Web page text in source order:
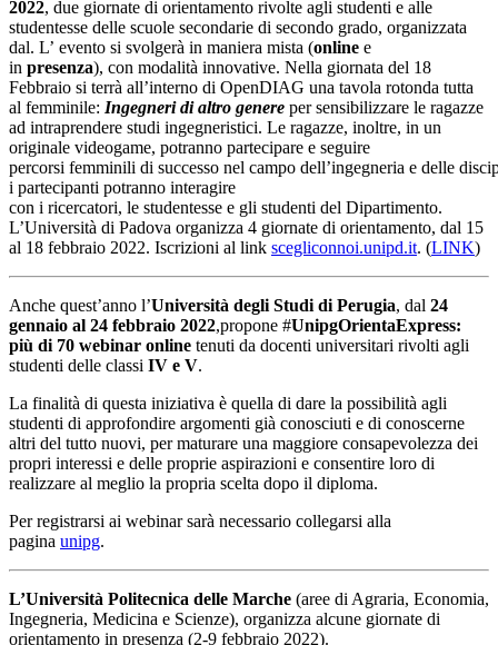
2022, due giornate di orientamento rivolte agli studenti e alle
studentesse delle scuole secondarie di secondo grado, organizzata
dal. L’ evento si svolgerà in maniera mista (online e
in presenza), con modalità innovative. Nella giornata del 18
Febbraio si terrà all’interno di OpenDIAG una tavola rotonda tutta
al femminile: Ingegneri di altro genere per sensibilizzare le ragazze
ad intraprendere studi ingegneristici. Le ragazze, inoltre, in un
originale videogame, potranno partecipare e seguire
percorsi femminili di successo nel campo dell’ingegneria e delle
i partecipanti potranno interagire
con i ricercatori, le studentesse e gli studenti del Dipartimento.
L’Università di Padova organizza 4 giornate di orientamento, dal 15
al 18 febbraio 2022. Iscrizioni al link scegliconnoi.unipd.it. (LINK)
Anche quest’anno l’Università degli Studi di Perugia, dal 24
gennaio al 24 febbraio 2022,propone #UnipgOrientaExpress:
più di 70 webinar online tenuti da docenti universitari rivolti agli
studenti delle classi IV e V.
La finalità di questa iniziativa è quella di dare la possibilità agli
studenti di approfondire argomenti già conosciuti e di conoscerne
altri del tutto nuovi, per maturare una maggiore consapevolezza dei
propri interessi e delle proprie aspirazioni e consentire loro di
realizzare al meglio la propria scelta dopo il diploma.
Per registrarsi ai webinar sarà necessario collegarsi alla
pagina unipg.
L’Università Politecnica delle Marche (aree di Agraria, Economia,
Ingegneria, Medicina e Scienze), organizza alcune giornate di
orientamento in presenza (2-9 febbraio 2022).